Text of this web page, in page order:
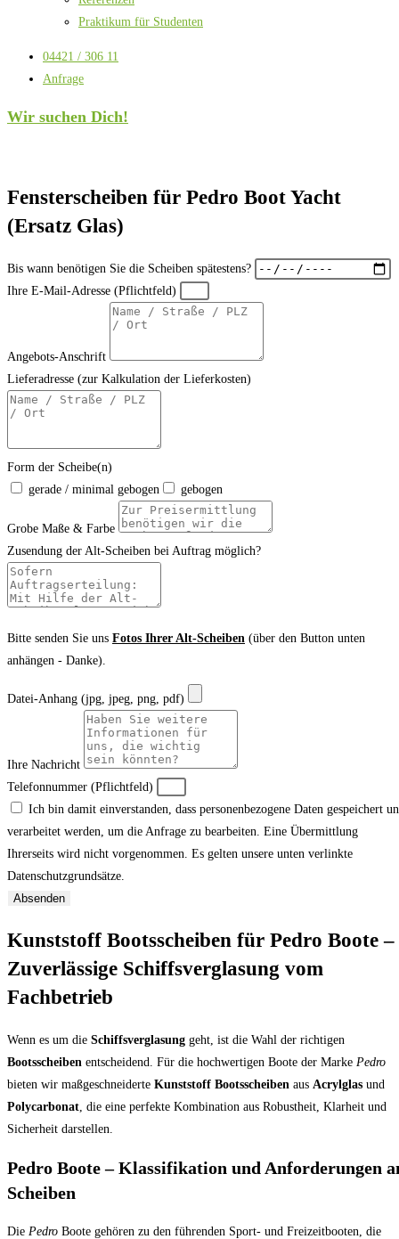
Praktikum für Studenten
04421 / 306 11
Anfrage
Wir suchen Dich!
Fensterscheiben für Pedro Boot Yacht
(Ersatz Glas)
Bis wann benötigen Sie die Scheiben spätestens?
Ihre E-Mail-Adresse (Pflichtfeld)
Angebots-Anschrift
Lieferadresse (zur Kalkulation der Lieferkosten)
Form der Scheibe(n)
gerade / minimal gebogen
gebogen
Grobe Maße & Farbe
Zusendung der Alt-Scheiben bei Auftrag möglich?
Bitte senden Sie uns Fotos Ihrer Alt-Scheiben (über den Button unten
anhängen - Danke).
Datei-Anhang (jpg, jpeg, png, pdf)
Ihre Nachricht
Telefonnummer (Pflichtfeld)
Ich bin damit einverstanden, dass personenbezogene Daten gespeichert
verarbeitet werden, um die Anfrage zu bearbeiten. Eine Übermittlung
Ihrerseits wird nicht vorgenommen. Es gelten unsere unten verlinkte
Datenschutzgrundsätze.
Absenden
Kunststoff Bootsscheiben für Pedro Boote –
Zuverlässige Schiffsverglasung vom
Fachbetrieb
Wenn es um die Schiffsverglasung geht, ist die Wahl der richtigen
Bootsscheiben entscheidend. Für die hochwertigen Boote der Marke Pedro
bieten wir maßgeschneiderte Kunststoff Bootsscheiben aus Acrylglas und
Polycarbonat, die eine perfekte Kombination aus Robustheit, Klarheit und
Sicherheit darstellen.
Pedro Boote – Klassifikation und Anforderungen
Scheiben
Die Pedro Boote gehören zu den führenden Sport- und Freizeitbooten, die